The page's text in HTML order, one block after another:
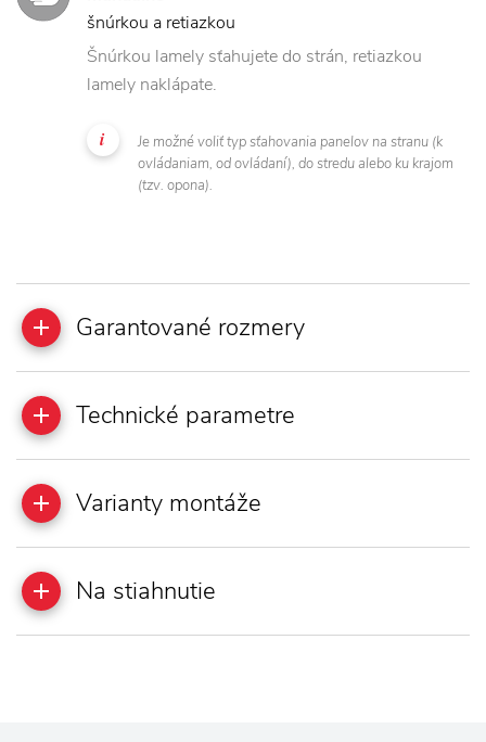
šnúrkou a retiazkou
Šnúrkou lamely sťahujete do strán, retiazkou
lamely naklápate.
Je možné voliť typ sťahovania panelov na stranu (k
ovládaniam, od ovládaní), do stredu alebo ku krajom
(tzv. opona).
Garantované rozmery
Technické parametre
Varianty montáže
Na stiahnutie